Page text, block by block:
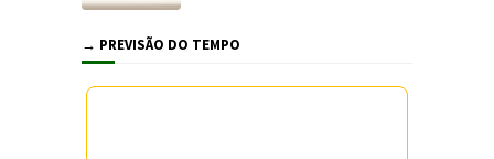
→ PREVISÃO DO TEMPO